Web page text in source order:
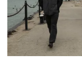
fenyegetésekre –
először támadni.”
Egyesült Államok
tesztelni, úgy ők
kezdenek.